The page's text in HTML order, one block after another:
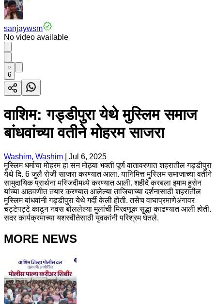
sanjaywsm
No video available
6
वाशिम: गड्डीपुरा येथे मुस्लिम समाज
बांधवांच्या वतीने मोहरम साजरा
Washim, Washim
Jul 6, 2025
मुस्लिम धर्माचा मोहरम हा सन मोठ्या भक्ती पूर्ण वातावरणात शहरातील गड्डीपुरा
येथे दि. 6 जुलै रोजी साजरा करण्यात आला. यानिमित्त मुस्लिम समाजाच्या वतीने
सामुदायिक प्रार्थना मस्जिदीमध्ये करण्यात आली. शहीदे करबला इमाम हुसेन
यांच्या आठवणीत तयार करण्यात आलेल्या ताजियाच्या दर्शनासाठी शहरातील
मुस्लिम बांधवांनी गड्डीपुरा येथे गर्दी केली होती. तसेच वाघाप्रमाणेअंगावर
चट्टेपट्टे काढून नवस बोललेल्या मुलांची मिरवणूक सुद्धा काढण्यात आली होती.
सदर कार्यक्रमाच्या यशस्वीतेसाठी युवकांनी परिश्रम घेतले.
MORE NEWS